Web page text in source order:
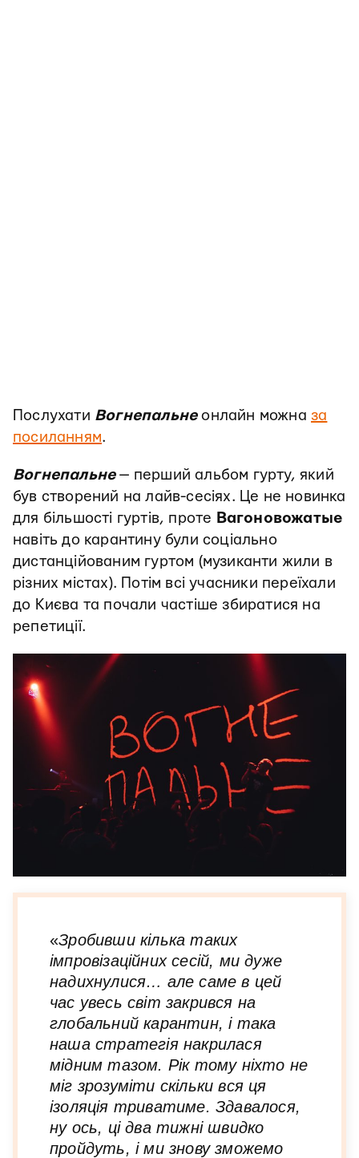
Послухати Вогнепальнеонлайн можна за
посиланням.
Вогнепальне— перший альбом гурту, який
був створений на лайв-сесіях. Це не новинка
для більшості гуртів, проте Вагоновожатые
навіть до карантину були соціально
дистанційованим гуртом (музиканти жили в
різних містах). Потім всі учасники переїхали
до Києва та почали частіше збиратися на
репетиції.
«Зробивши кілька таких
імпровізаційних сесій, ми дуже
надихнулися… але саме в цей
час увесь світ закрився на
глобальний карантин, і така
наша стратегія накрилася
мідним тазом. Рік тому ніхто не
міг зрозуміти скільки вся ця
ізоляція триватиме. Здавалося,
ну ось, ці два тижні швидко
пройдуть, і ми знову зможемо